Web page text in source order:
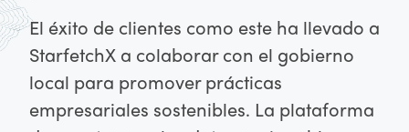
El éxito de clientes como este ha llevado a
StarfetchX a colaborar con el gobierno
local para promover prácticas
empresariales sostenibles. La plataforma